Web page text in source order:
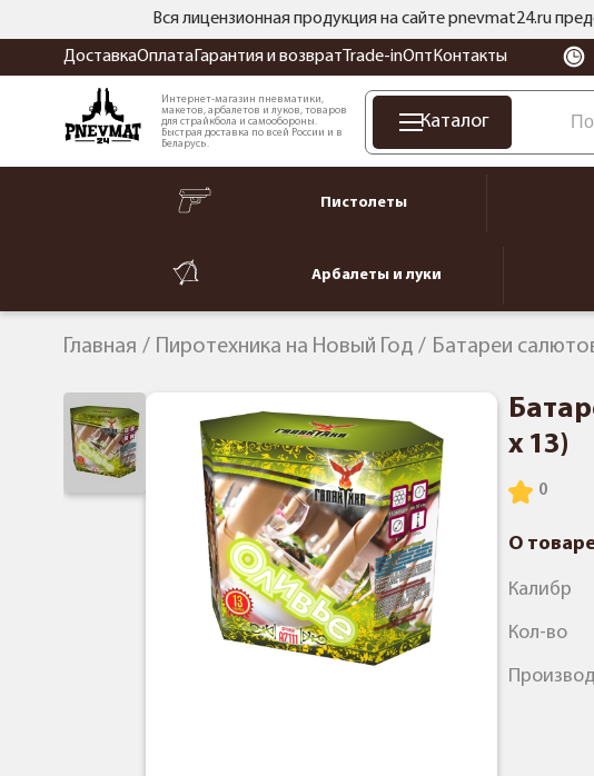
Вся лицензионная продукция на сайте pnevmat24.ru
ДоставкаОплата Гарантия и возврат Trade-inОпт Контакты
Интернет-магазин пневматики,
макетов, арбалетов и луков, товаров
для страйкбола и самообороны.
Быстрая доставка по всей России и в
Беларусь.
Каталог
Пистолеты
Арбалеты и луки
Главная Пиротехника на Новый Год Батареи
x 13)
О
Калибр
Кол-во